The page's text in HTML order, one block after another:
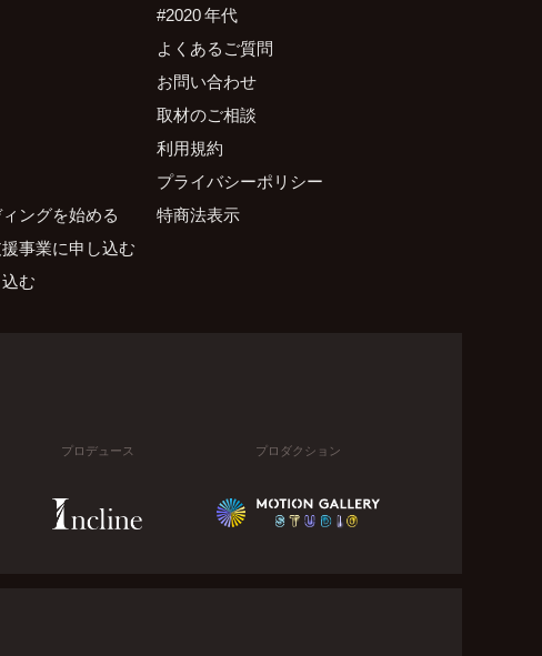
ングを始める
事業に申し込む
む
#2020 年代
よくあるご質問
お問い合わせ
取材のご相談
利用規約
プライバシーポリシー
特商法表示
プロデュース プロダクション